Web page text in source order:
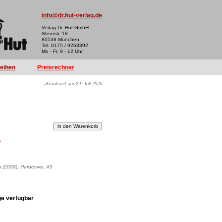
info@dr.hut-verlag.de
Verlag Dr. Hut GmbH
Sternstr. 18
80538 München
Tel: 0175 / 9263392
Mo - Fr, 9 - 12 Uhr
Preisrechner
aktualisiert am 29. Juli 2026
(2009), Hardcover, A5
verfügbar